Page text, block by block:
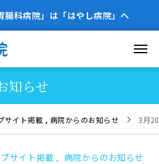
腸科病院」は「はやし病院」へ
知らせ
サイト掲載 病院からのお知らせ 3月
サイト掲載 病院からのお知らせ